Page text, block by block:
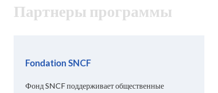
Партнеры программы
Fondation SNCF
Фонд SNCF поддерживает общественные